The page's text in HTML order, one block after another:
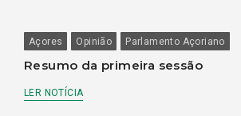
Açores Opinião Parlamento Açoriano
Resumo da primeira sessão
LER NOTÍCIA